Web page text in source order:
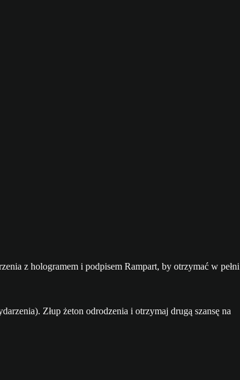
z hologramem i podpisem Rampart, by otrzymać w pełni
Złup żeton odrodzenia i otrzymaj drugą szansę na